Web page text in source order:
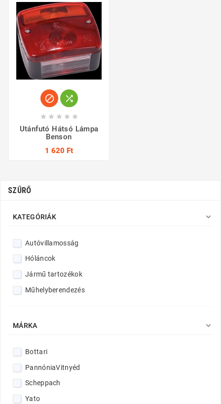
 
    
Utánfutó Hátsó Lámpa
Benson
1 620 Ft
SZŰRŐ
KATEGÓRIÁK 
Autóvillamosság
Hóláncok
Jármű tartozékok
Műhelyberendezés
MÁRKA 
Bottari
PannóniaVitnyéd
Scheppach
Yato